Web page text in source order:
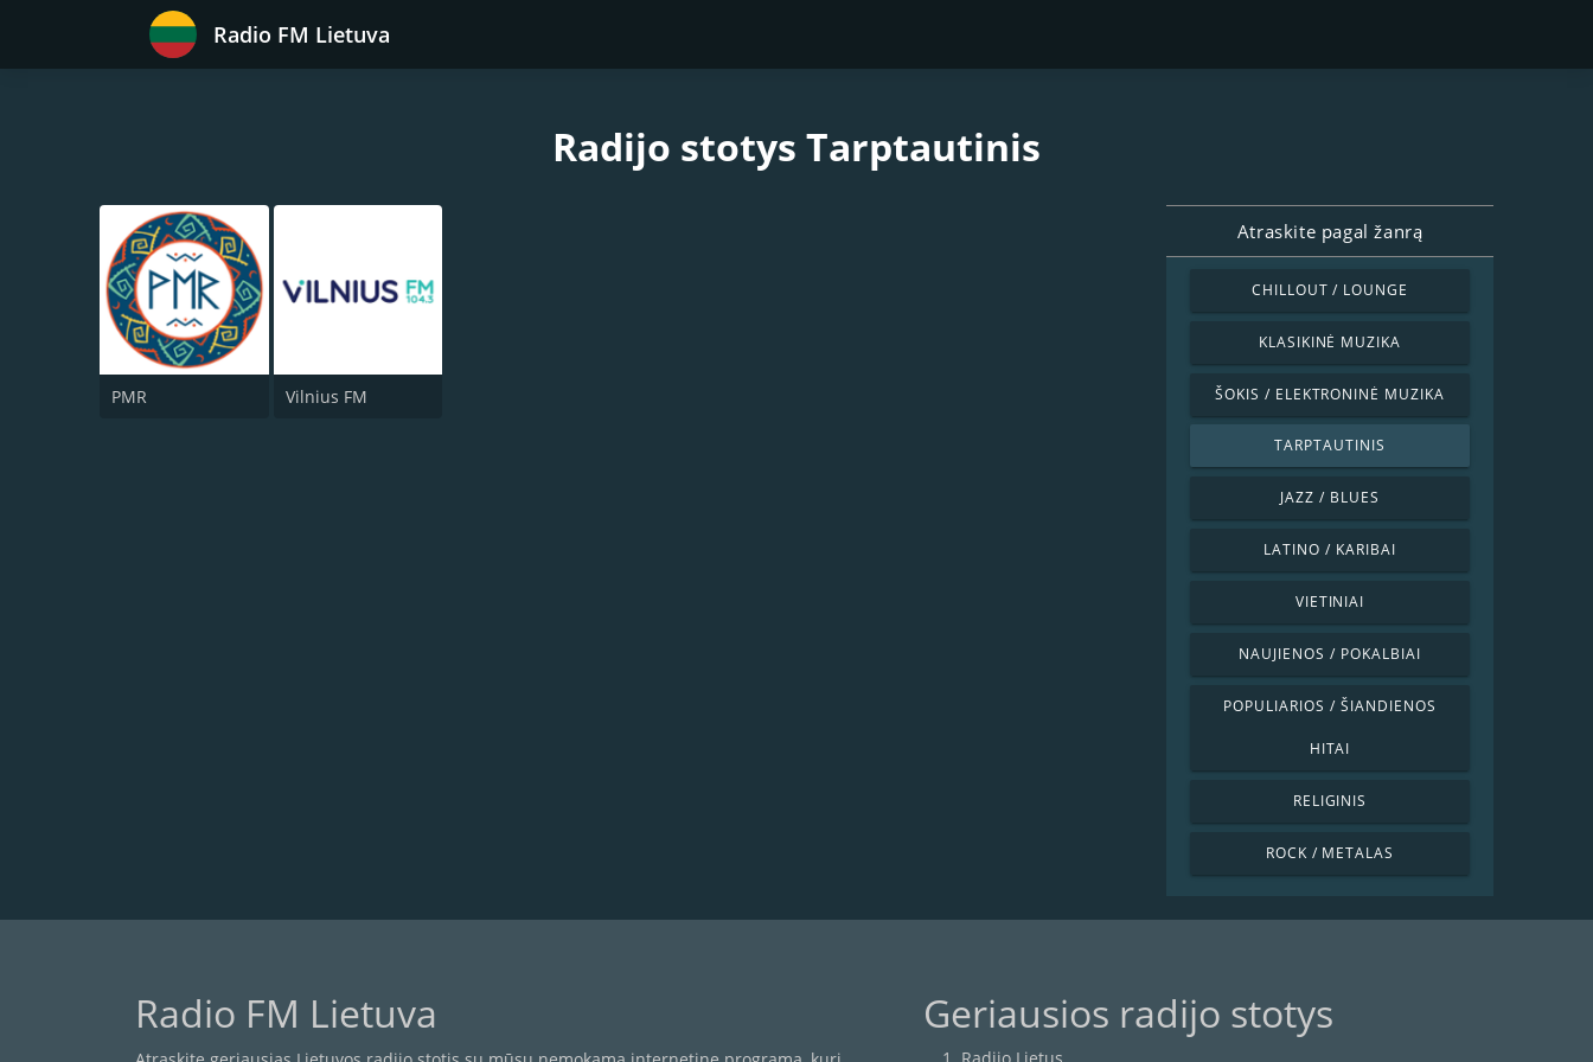
Radio FM Lietuva
Radijo stotys Tarptautinis
PMR Vilnius FM
Atraskite pagal žanrą
CHILLOUT / LOUNGE
KLASIKINĖ MUZIKA
ŠOKIS / ELEKTRONINĖ MUZIKA
TARPTAUTINIS
JAZZ / BLUES
LATINO / KARIBAI
VIETINIAI
NAUJIENOS / POKALBIAI
POPULIARIOS / ŠIANDIENOS
HITAI
RELIGINIS
ROCK / METALAS
Radio FM Lietuva Geriausios radijo stotys